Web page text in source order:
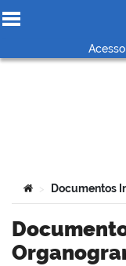
Ir para o conteúdo
Você está aqui:
> Documentos
Documentos Institucionais: